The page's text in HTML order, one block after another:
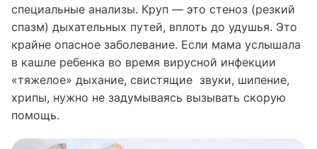
специальные анализы. Круп — это стеноз (резкий
спазм) дыхательных путей, вплоть до удушья. Это
крайне опасное заболевание. Если мама услышала
в кашле ребенка во время вирусной инфекции
«тяжелое» дыхание, свистящие звуки, шипение,
хрипы, нужно не задумываясь вызывать скорую
помощь.